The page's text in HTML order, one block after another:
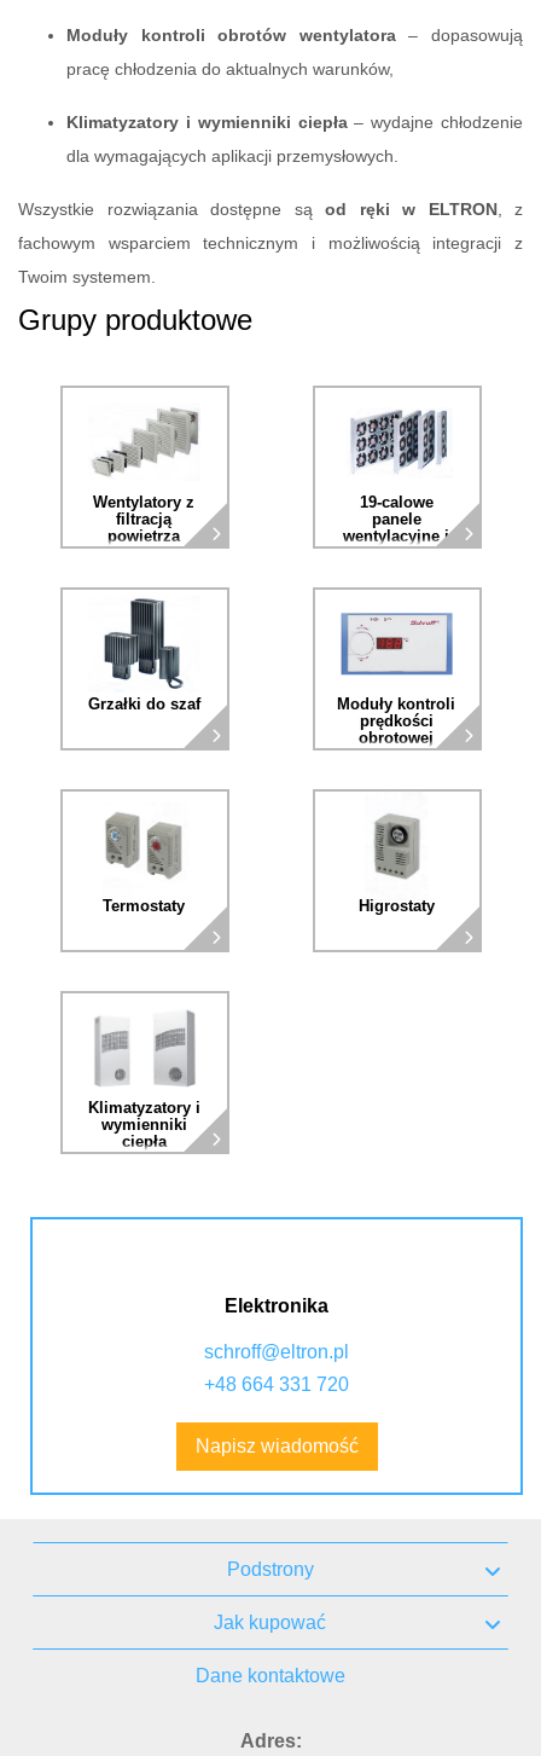
Moduły kontroli obrotów wentylatora– dopasowują
pracę chłodzenia do aktualnych warunków,
Klimatyzatory i wymienniki ciepła– wydajne chłodzenie
dla wymagających aplikacji przemysłowych.
Wszystkie rozwiązania dostępne są od ręki w ELTRON, z
fachowym wsparciem technicznym i możliwością integracji z
Twoim systemem.
Grupy produktowe
Wentylatory z
filtracją
powietrza
19-calowe
panele
wentylacyjne i
dmuchawy
Grzałki do szaf
Moduły kontroli
prędkości
obrotowej
wentylatora
Termostaty Higrostaty
Klimatyzatory i
wymienniki
ciepła
Elektronika
schroff@eltron.pl
+48 664 331 720
Napisz wiadomość
Podstrony
Jak kupować
Dane kontaktowe
Adres: